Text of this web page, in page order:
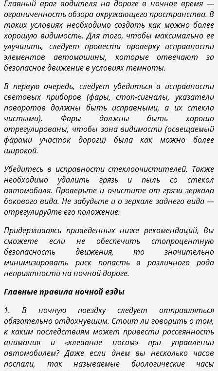
Главный враг водителя на дороге в ночное время —
ограниченность обзора окружающего пространства. В
таких условиях необходимо создать как можно более
хорошую видимость. Для того, чтобы максимально ее
улучшить, следует провести проверку исправности
элементов автомашины, которые отвечают за
безопасное движение в условиях темноты.
В первую очередь, следует убедиться в исправности
световых приборов (фары, стоп-сигналы, указатели
поворотов должны быть исправными, а их стекла
чистыми). Фары должны быть хорошо
отрегулированы, чтобы зона видимости (освещаемый
фарами участок дороги) была как можно более
широкой.
Убедитесь в исправности стеклоочистителей. Также
необходимо удалить грязь и пыль со стекол
автомобиля. Проверьте и очистите от грязи зеркала
бокового вида. Не забудьте и о зеркале заднего вида —
отрегулируйте его положение.
Придерживаясь приведенных ниже рекомендаций, Вы
сможете если не обеспечить стопроцентную
безопасность движения, то значительно
минимизировать риск попасть в различного рода
неприятности на ночной дороге.
Главные правила ночной езды
1. В ночную поездку следует отправляться
обязательно отдохнувшим. Стоит ли говорить о том,
к каким последствиям может привести рассеянность
внимания и «клевание носом» при управлении
автомобилем? Даже если днем вы несколько часов
поспали, так называемые биологические часы